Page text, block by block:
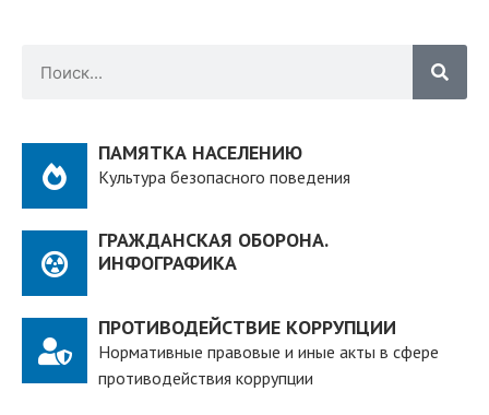
ПАМЯТКА НАСЕЛЕНИЮ
Культура безопасного поведения
ГРАЖДАНСКАЯ ОБОРОНА.
ИНФОГРАФИКА
ПРОТИВОДЕЙСТВИЕ КОРРУПЦИИ
Нормативные правовые и иные акты в сфере
противодействия коррупции